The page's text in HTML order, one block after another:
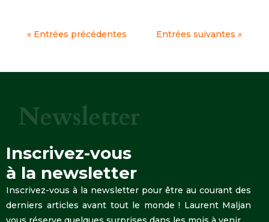
« Entrées précédentes Entrées suivantes »
Newsletter
Inscrivez-vous
à la newsletter
Inscrivez-vous à la newsletter pour être au courant des
derniers articles avant tout le monde ! Laurent Maljan